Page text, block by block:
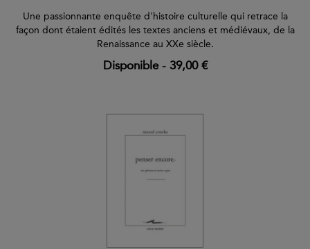
Une passionnante enquête d'histoire culturelle qui retrace la
façon dont étaient édités les textes anciens et médiévaux, de la
Renaissance au XXe siècle.
Disponible- 39,00 €